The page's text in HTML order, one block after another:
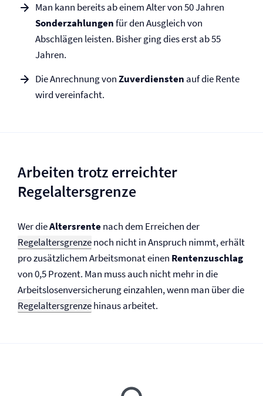
Man kann bereits ab einem Alter von 50 Jahren
Sonderzahlungenfür den Ausgleich von
Abschlägen leisten. Bisher ging dies erst ab 55
Jahren.
Die Anrechnung vonZuverdiensten auf die Rente
wird vereinfacht.
Arbeiten trotz erreichter
Regelaltersgrenze
Wer dieAltersrentenach dem Erreichen der
Regelaltersgrenzenoch nicht in Anspruch nimmt, erhält
pro zusätzlichem Arbeitsmonat einen Rentenzuschlag
von 0,5 Prozent. Man muss auch nicht mehr in die
Arbeitslosen­versicherung einzahlen, wenn man über die
Regelaltersgrenzehinaus arbeitet.